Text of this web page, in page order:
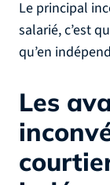
Le principal
salarié, c’est
qu’en
Les